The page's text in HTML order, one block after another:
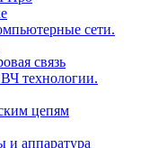
сети.
связь
технологии.
цепям
и аппаратура